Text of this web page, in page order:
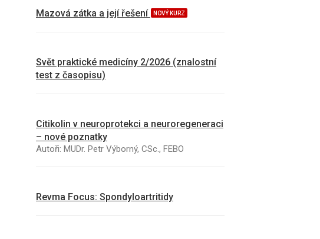
Mazová zátka a její řešení NOVÝ KURZ
Svět praktické medicíny 2/2026 (znalostní
test z časopisu)
Citikolin v neuroprotekci a neuroregeneraci
– nové poznatky
Autoři: MUDr. Petr Výborný, CSc., FEBO
Revma Focus: Spondyloartritidy